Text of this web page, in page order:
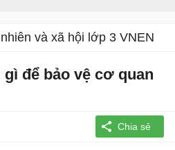
và xã hội lớp 3 VNEN
để bảo vệ cơ quan